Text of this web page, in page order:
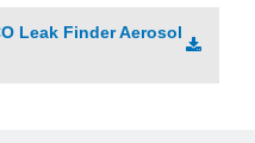
Leak Finder Aerosol